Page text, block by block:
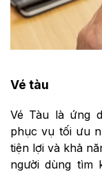
Vé tàu
Vé Tàu là ứng
phục vụ tối ưu
tiện lợi và khả
người dùng tìm